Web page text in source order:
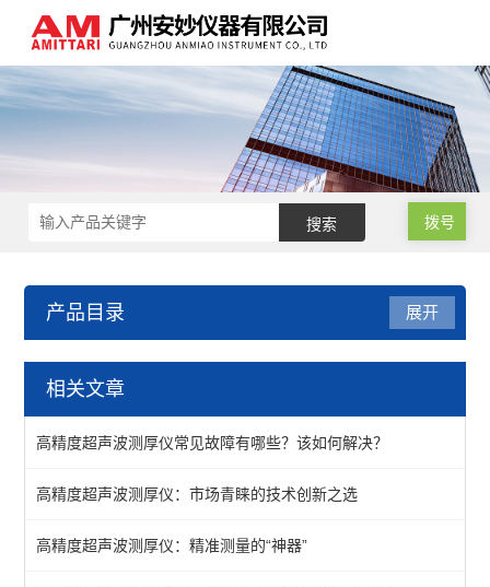
拨号
产品目录
超声波测厚仪
展开
相关文章
高精度超声波测厚仪常见故障有哪些？该如何解决？
高精度超声波测厚仪：市场青睐的技术创新之选
高精度超声波测厚仪：精准测量的“神器”